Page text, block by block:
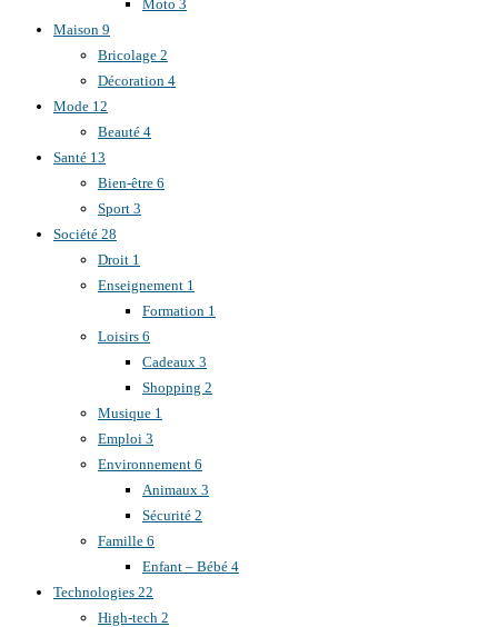
Moto 3
Maison 9
Bricolage 2
Décoration 4
Mode 12
Beauté 4
Santé 13
Bien-être 6
Sport 3
Société 28
Droit 1
Enseignement 1
Formation 1
Loisirs 6
Cadeaux 3
Shopping 2
Musique 1
Emploi 3
Environnement 6
Animaux 3
Sécurité 2
Famille 6
Enfant – Bébé 4
Technologies 22
High-tech 2